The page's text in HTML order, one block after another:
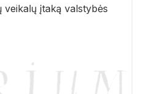
įta­ką vals­ty­bės